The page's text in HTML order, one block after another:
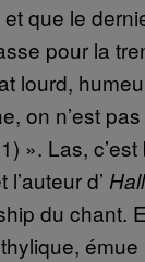
que le
pour la
lourd,
on n’est
»​​. Las,
d’
du chant.
émue